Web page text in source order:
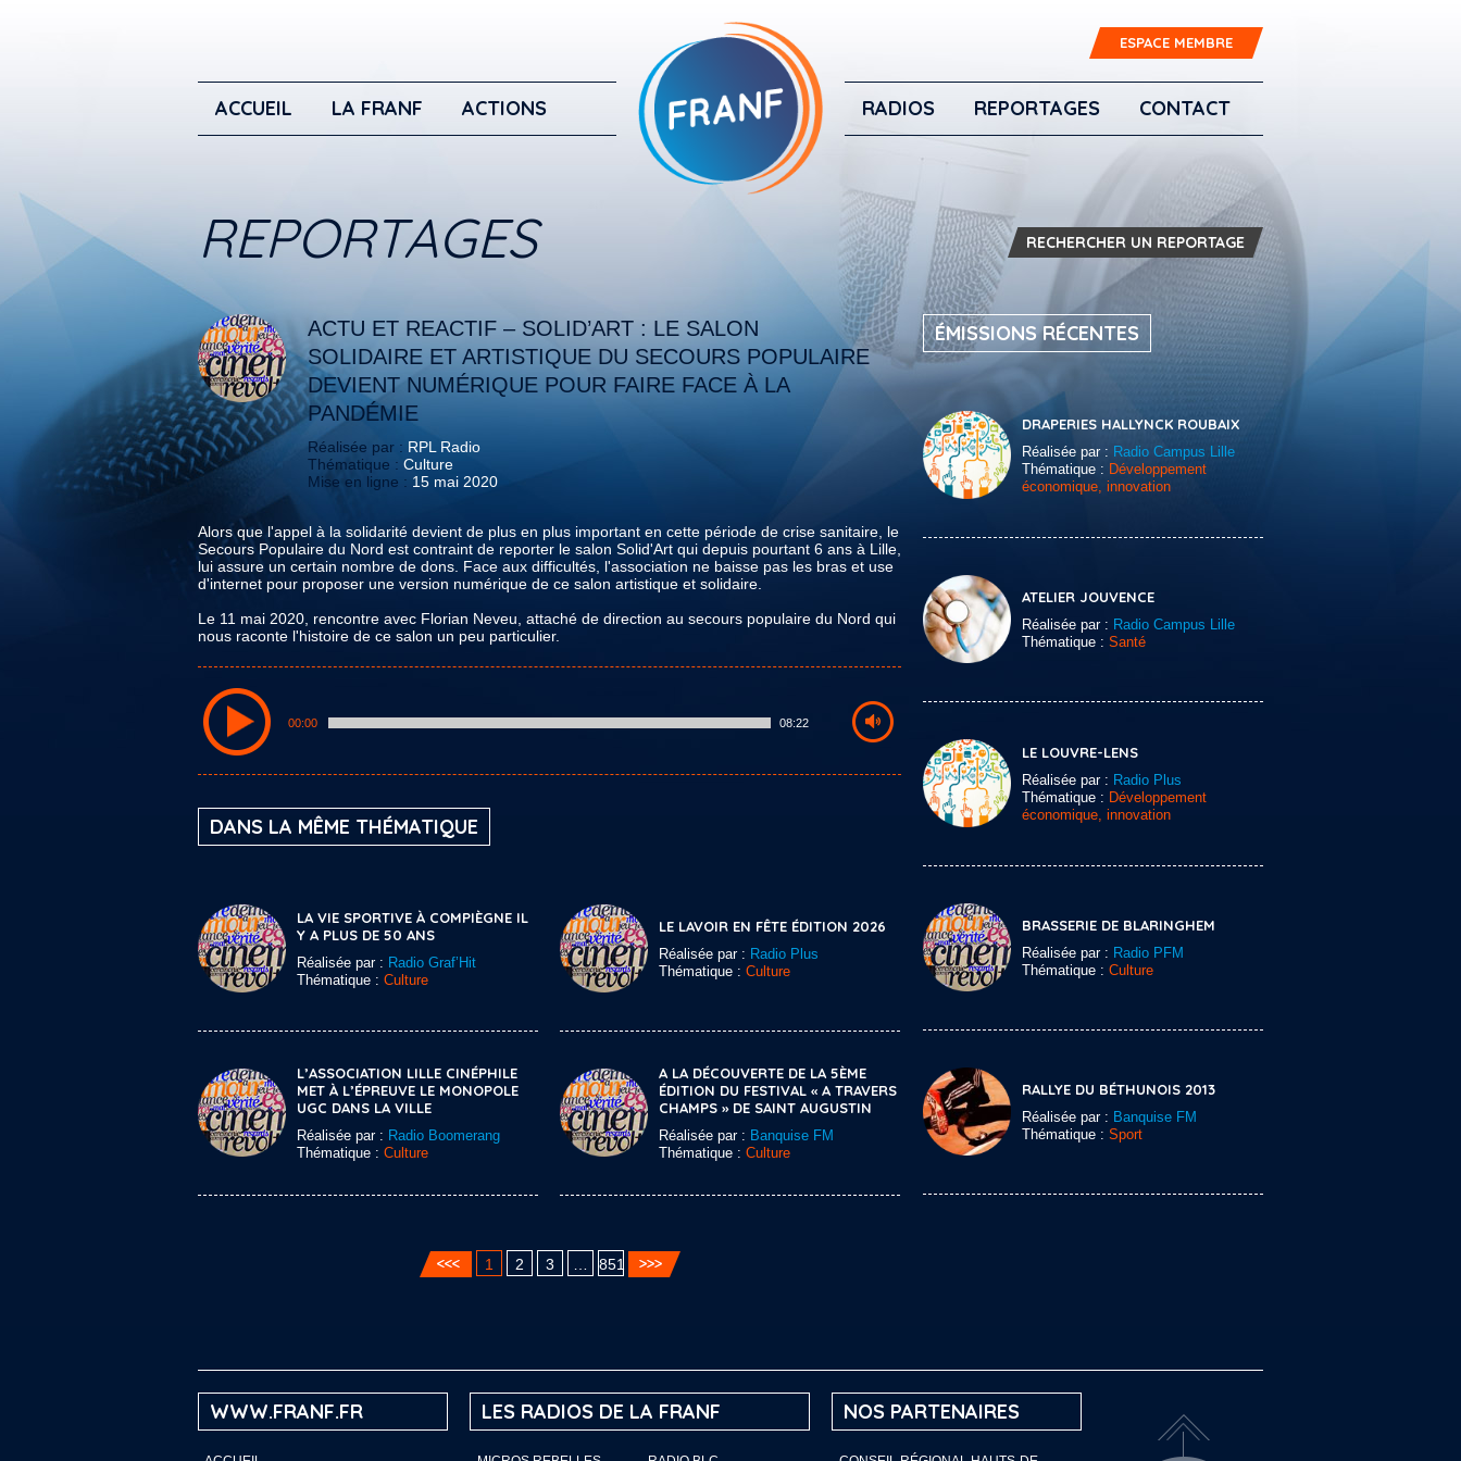
ESPACE MEMBRE
ACCUEIL LA FRANF ACTIONS RADIOS REPORTAGES CONTACT
REPORTAGES RECHERCHER UN REPORTAGE
ACTU ET REACTIF – SOLID’ART : LE SALON
SOLIDAIRE ET ARTISTIQUE DU SECOURS POPULAIRE
DEVIENT NUMÉRIQUE POUR FAIRE FACE À LA
PANDÉMIE
Réalisée par : RPL Radio
Thématique : Culture
Mise en ligne : 15 mai 2020
Alors que l'appel à la solidarité devient de plus en plus important en cette période de crise sanitaire, le
Secours Populaire du Nord est contraint de reporter le salon Solid'Art qui depuis pourtant 6 ans à Lille,
lui assure un certain nombre de dons. Face aux difficultés, l'association ne baisse pas les bras et use
d'internet pour proposer une version numérique de ce salon artistique et solidaire.
Le 11 mai 2020, rencontre avec Florian Neveu, attaché de direction au secours populaire du Nord qui
nous raconte l'histoire de ce salon un peu particulier.
00:00 08:22
DANS LA MÊME THÉMATIQUE
LA VIE SPORTIVE À COMPIÈGNE IL
Y A PLUS DE 50 ANS
Réalisée par : Radio Graf’Hit
Thématique : Culture
LE LAVOIR EN FÊTE ÉDITION 2026
Réalisée par : Radio Plus
Thématique : Culture
L’ASSOCIATION LILLE CINÉPHILE
MET À L’ÉPREUVE LE MONOPOLE
UGC DANS LA VILLE
Réalisée par : Radio Boomerang
Thématique : Culture
A LA DÉCOUVERTE DE LA 5ÈME
ÉDITION DU FESTIVAL « A TRAVERS
CHAMPS » DE SAINT AUGUSTIN
Réalisée par : Banquise FM
Thématique : Culture
1 2 3 851
ÉMISSIONS RÉCENTES
DRAPERIES HALLYNCK ROUBAIX
Réalisée par : Radio Campus Lille
Thématique : Développement
économique, innovation
ATELIER JOUVENCE
Réalisée par : Radio Campus Lille
Thématique : Santé
LE LOUVRE-LENS
Réalisée par : Radio Plus
Thématique : Développement
économique, innovation
BRASSERIE DE BLARINGHEM
Réalisée par : Radio PFM
Thématique : Culture
RALLYE DU BÉTHUNOIS 2013
Réalisée par : Banquise FM
Thématique : Sport
WWW.FRANF.FR LES RADIOS DE LA FRANF NOS PARTENAIRES